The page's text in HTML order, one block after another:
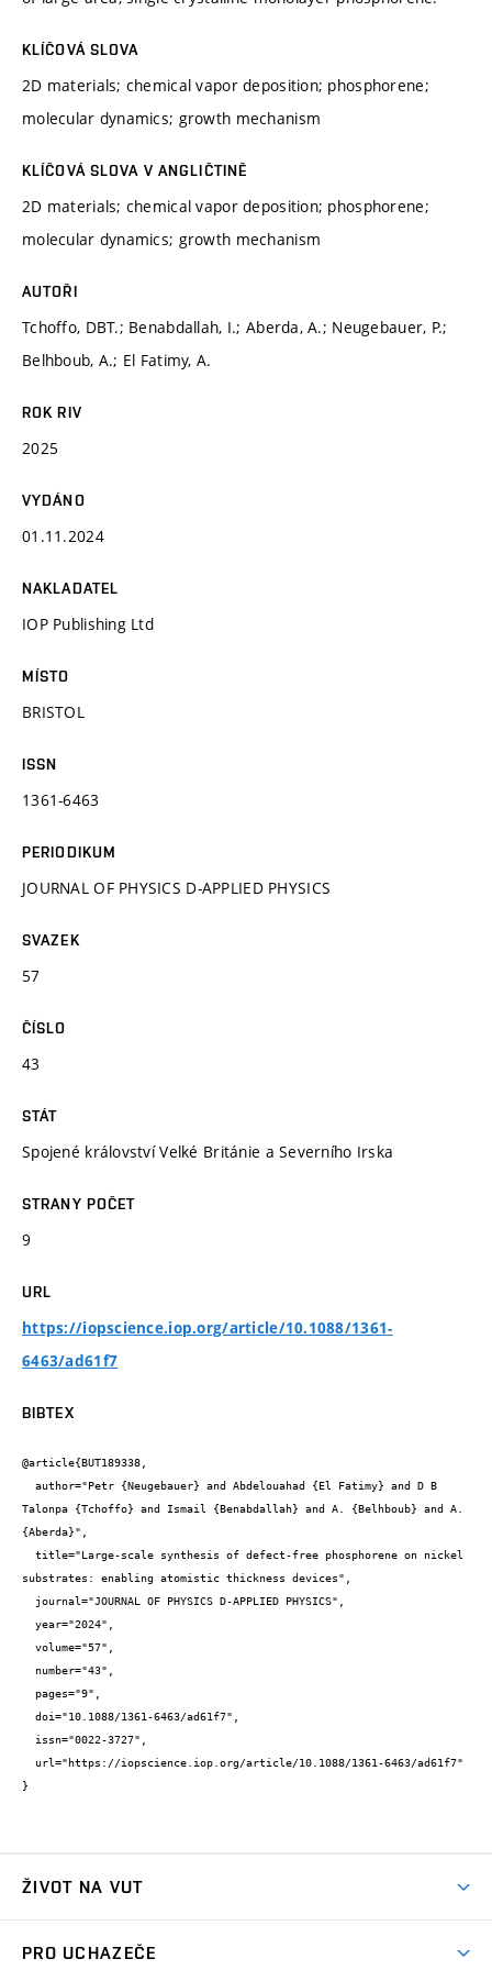
KLÍČOVÁ SLOVA
2D materials; chemical vapor deposition; phosphorene;
molecular dynamics; growth mechanism
KLÍČOVÁ SLOVA V ANGLIČTINĚ
2D materials; chemical vapor deposition; phosphorene;
molecular dynamics; growth mechanism
AUTOŘI
Tchoffo, DBT.; Benabdallah, I.; Aberda, A.; Neugebauer, P.;
Belhboub, A.; El Fatimy, A.
ROK RIV
2025
VYDÁNO
01.11.2024
NAKLADATEL
IOP Publishing Ltd
MÍSTO
BRISTOL
ISSN
1361-6463
PERIODIKUM
JOURNAL OF PHYSICS D-APPLIED PHYSICS
SVAZEK
57
ČÍSLO
43
STÁT
Spojené království Velké Británie a Severního Irska
STRANY POČET
9
URL
https://iopscience.iop.org/article/10.1088/1361-
6463/ad61f7
BIBTEX
@article{BUT189338,
Talonpa {Tchoffo} and Ismail {Benabdallah} and A. {Belhboub} and A.
{Aberda}",
substrates: enabling atomistic thickness devices",
}
ŽIVOT NA VUT
PRO UCHAZEČE